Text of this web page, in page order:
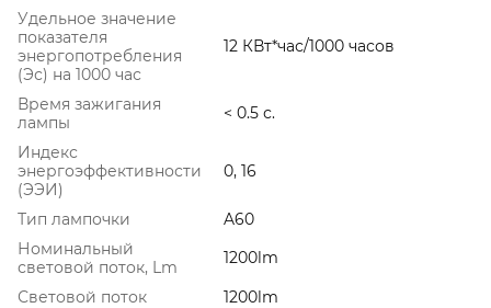
Удельное значение
показателя
энергопотребления
(Эс) на 1000 час
12 КВт*час/1000 часов
Время зажигания
лампы
< 0.5 с.
Индекс
энергоэффективности
(ЭЭИ)
0, 16
Тип лампочки
A60
Номинальный
световой поток, Lm
1200lm
Световой поток
1200lm